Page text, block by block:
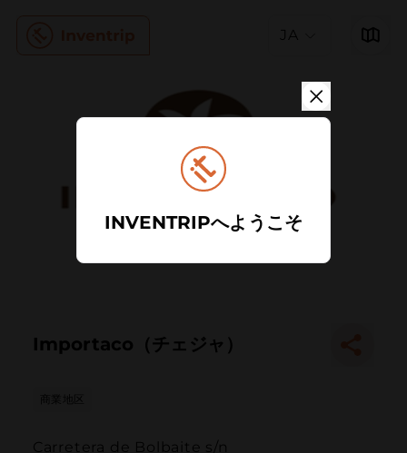
JA
Importaco（チェジャ）
商業地区
Carretera de Bolbaite s/n
INVENTRIPへようこそ